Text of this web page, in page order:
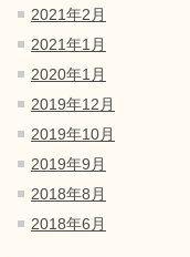
2021年2月
2021年1月
2020年1月
2019年12月
2019年10月
2019年9月
2018年8月
2018年6月